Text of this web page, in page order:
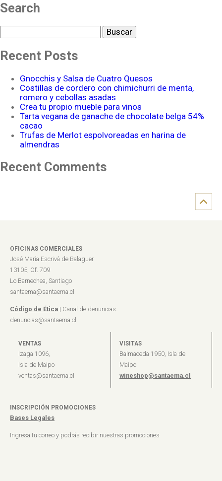
Search
Recent Posts
Gnocchis y Salsa de Cuatro Quesos
Costillas de cordero con chimichurri de menta,
romero y cebollas asadas
Crea tu propio mueble para vinos
Tarta vegana de ganache de chocolate belga 54%
cacao
Trufas de Merlot espolvoreadas en harina de
almendras
Recent Comments
OFICINAS COMERCIALES
José María Escrivá de Balaguer
13105, Of. 709
Lo Barnechea, Santiago
santaema@santaema.cl
Código de Ética | Canal de denuncias:
denuncias@santaema.cl
VENTAS
Izaga 1096,
Isla de Maipo
ventas@santaema.cl
VISITAS
Balmaceda 1950, Isla de
Maipo
wineshop@santaema.cl
INSCRIPCIÓN PROMOCIONES
Bases Legales
Ingresa tu correo y podrás recibir nuestras promociones